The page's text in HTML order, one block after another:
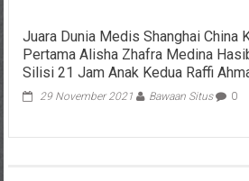
Juara Dunia Medis Shanghai China
Pertama Alisha Zhafra Medina
Silisi 21 Jam Anak Kedua Raffi
29 November 2021 Bawaan Situs 0